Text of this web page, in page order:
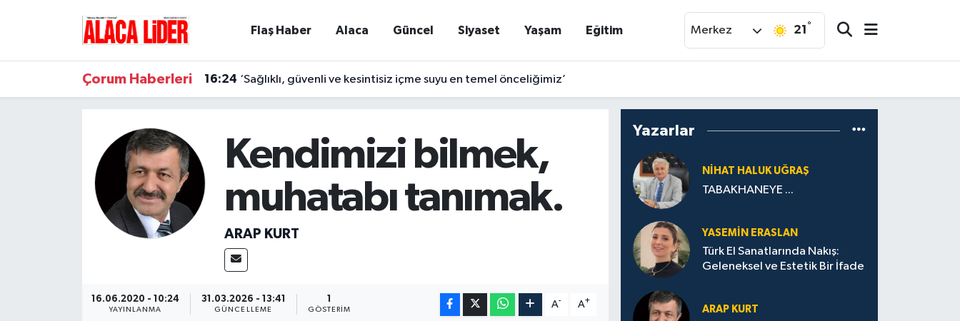
Flaş Haber Alaca Güncel Siyaset Yaşam Eğitim Merkez 21 °
Çorum Haberleri 16:24 ‘Sağlıklı, güvenli ve kesintisiz içme suyu en temel önceliğimiz’
Kendimizi bilmek,
muhatabı tanımak.
ARAP KURT
16.06.2020 - 10:24
YAYINLANMA
31.03.2026 - 13:41
GÜNCELLEME GÖSTERIM
A- A+
Yazarlar
NIHAT HALUK UĞRAŞ
TABAKHANEYE ...
YASEMIN ERASLAN
Türk El Sanatlarında Nakış:
Geleneksel ve Estetik Bir İfade
ARAP KURT
Çorum Namaz Vakitleri
Çorum Trafik Yoğunluk Haritası
Süper Lig Puan Durumu ve Fikstür
Tüm Manşetler